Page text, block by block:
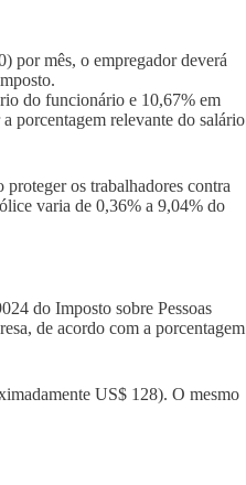
por mês, o empregador deverá
do funcionário e 10,67% em
porcentagem relevante do salário
os trabalhadores contra
varia de 0,36% a 9,04% do
do Imposto sobre Pessoas
de acordo com a porcentagem
US$ 128). O mesmo